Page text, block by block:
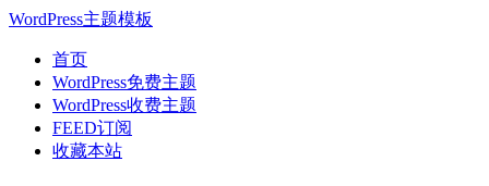
WordPress主题模板
首页
WordPress免费主题
WordPress收费主题
FEED订阅
收藏本站